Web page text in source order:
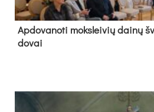
Ap­do­va­no­ti moks­lei­vių dai­nų
do­vai